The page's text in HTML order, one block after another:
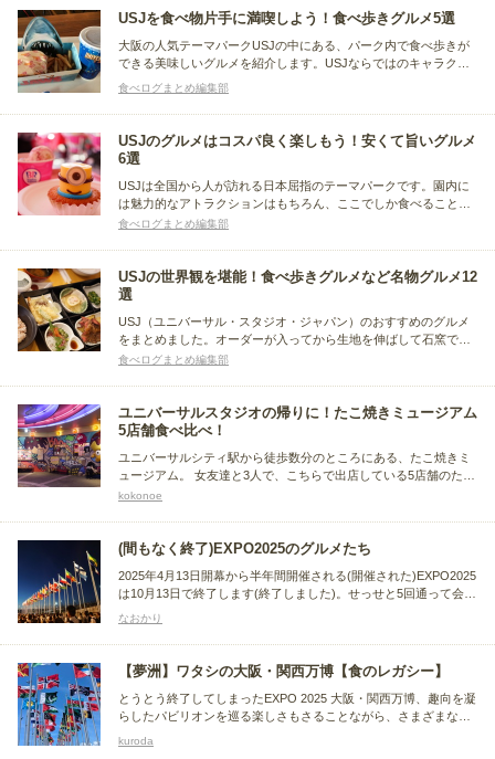
すよ。
USJを食べ物片手に満喫しよう！食べ歩きグルメ5選
大阪の人気テーマパークUSJの中にある、パーク内で食べ歩きが
できる美味しいグルメを紹介します。USJならではのキャラクタ
ーを使ったパッケージや、写真映えするフードなど、USJ内を食
べ歩いてはしごしたくなりますよ。ぜひ参考にして、思い出に残
るような食べ歩きグルメをUSJで堪能しましょう。
食べログまとめ編集部
USJのグルメはコスパ良く楽しもう！安くて旨いグルメ
6選
USJは全国から人が訪れる日本屈指のテーマパークです。園内に
は魅力的なアトラクションはもちろん、ここでしか食べることが
できないオリジナルグルメも数多くあります。せっかくUSJに来
食べログまとめ編集部
USJの世界観を堪能！食べ歩きグルメなど名物グルメ12
選
USJ（ユニバーサル・スタジオ・ジャパン）のおすすめのグルメ
をまとめました。オーダーが入ってから生地を伸ばして石窯で焼
くピッツァを提供しているお店や、食べ歩きに最適なコスパの高
食べログまとめ編集部
ユニバーサルスタジオの帰りに！たこ焼きミュージアム
5店舗食べ比べ！
ユニバーサルシティ駅から徒歩数分のところにある、たこ焼きミ
ュージアム。 女友達と3人で、こちらで出店している5店舗のたこ
焼きを食べ比べしました。 食べた5店舗を自分が気に入った順に
kokonoe
(間もなく終了)EXPO2025のグルメたち
2025年4月13日開幕から半年間開催される(開催された)EXPO2025
は10月13日で終了します(終了しました)。せっせと5回通って会場
内のグルメたちを頂いたことを思い出として、まとめに記録しよ
うと思いました。終了間際(又は終了後)のタイミングでは皆さん
の参考にならないと思いますがm(_ _)m
なおかり
【夢洲】ワタシの大阪・関西万博【食のレガシー】
とうとう終了してしまったEXPO 2025 大阪・関西万博、趣向を凝
らしたパビリオンを巡る楽しさもさることながら、さまざまなレ
な経験です。大阪在住のKURODAが味わった万博飯をここにご紹
kuroda